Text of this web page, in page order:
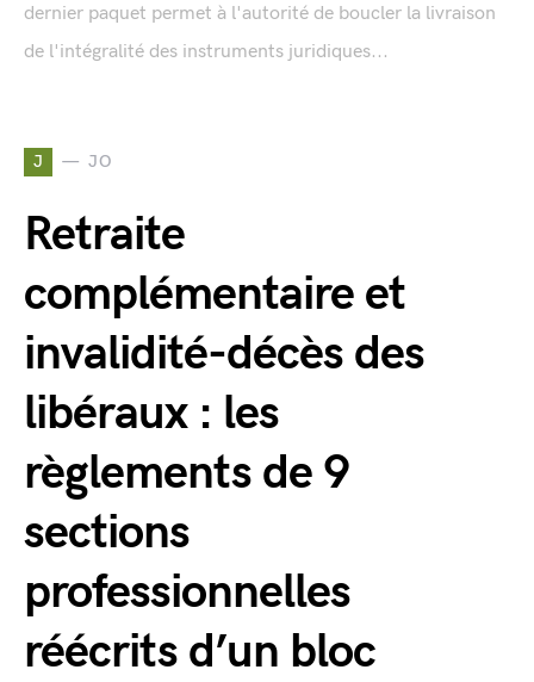
dernier paquet permet à l'autorité de boucler la livraison
de l'intégralité des instruments juridiques...
J JO
Retraite
complémentaire et
invalidité-décès des
libéraux : les
règlements de 9
sections
professionnelles
réécrits d’un bloc